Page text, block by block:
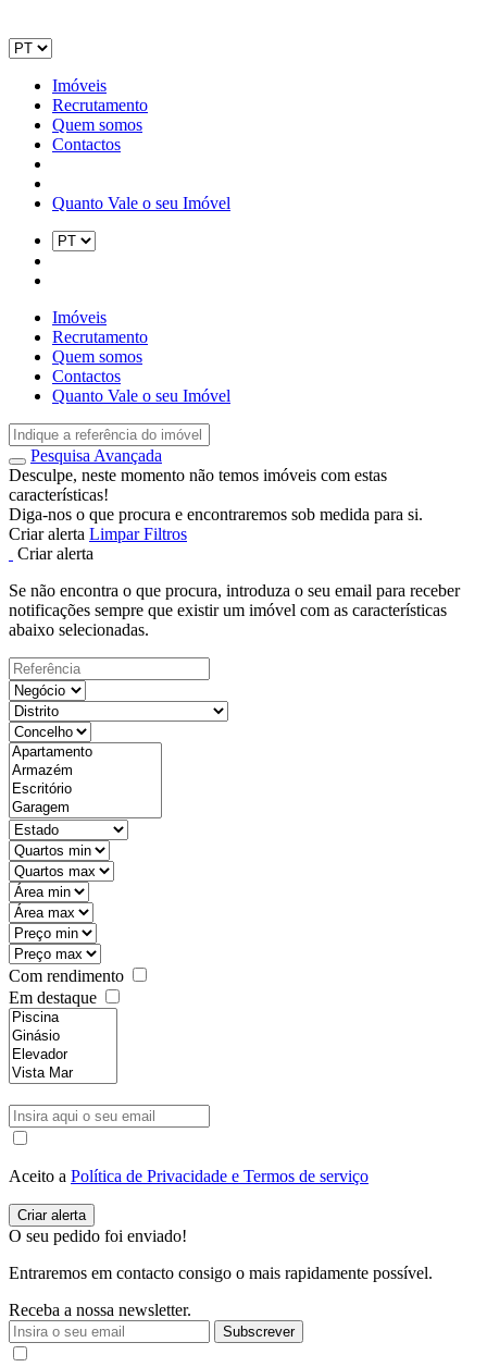
Imóveis
Recrutamento
Quem somos
Contactos
Quanto Vale o seu Imóvel
Imóveis
Recrutamento
Quem somos
Contactos
Quanto Vale o seu Imóvel
Pesquisa Avançada
Desculpe, neste momento não temos imóveis com estas
características!
Diga-nos o que procura e encontraremos sob medida para si.
Criar alerta Limpar Filtros
Criar alerta
Se não encontra o que procura, introduza o seu email para receber
notificações sempre que existir um imóvel com as características
abaixo selecionadas.
Com rendimento
Em destaque
Aceito a Política de Privacidade e Termos de serviço
O seu pedido foi enviado!
Entraremos em contacto consigo o mais rapidamente possível.
Receba a nossa newsletter.
Subscrever